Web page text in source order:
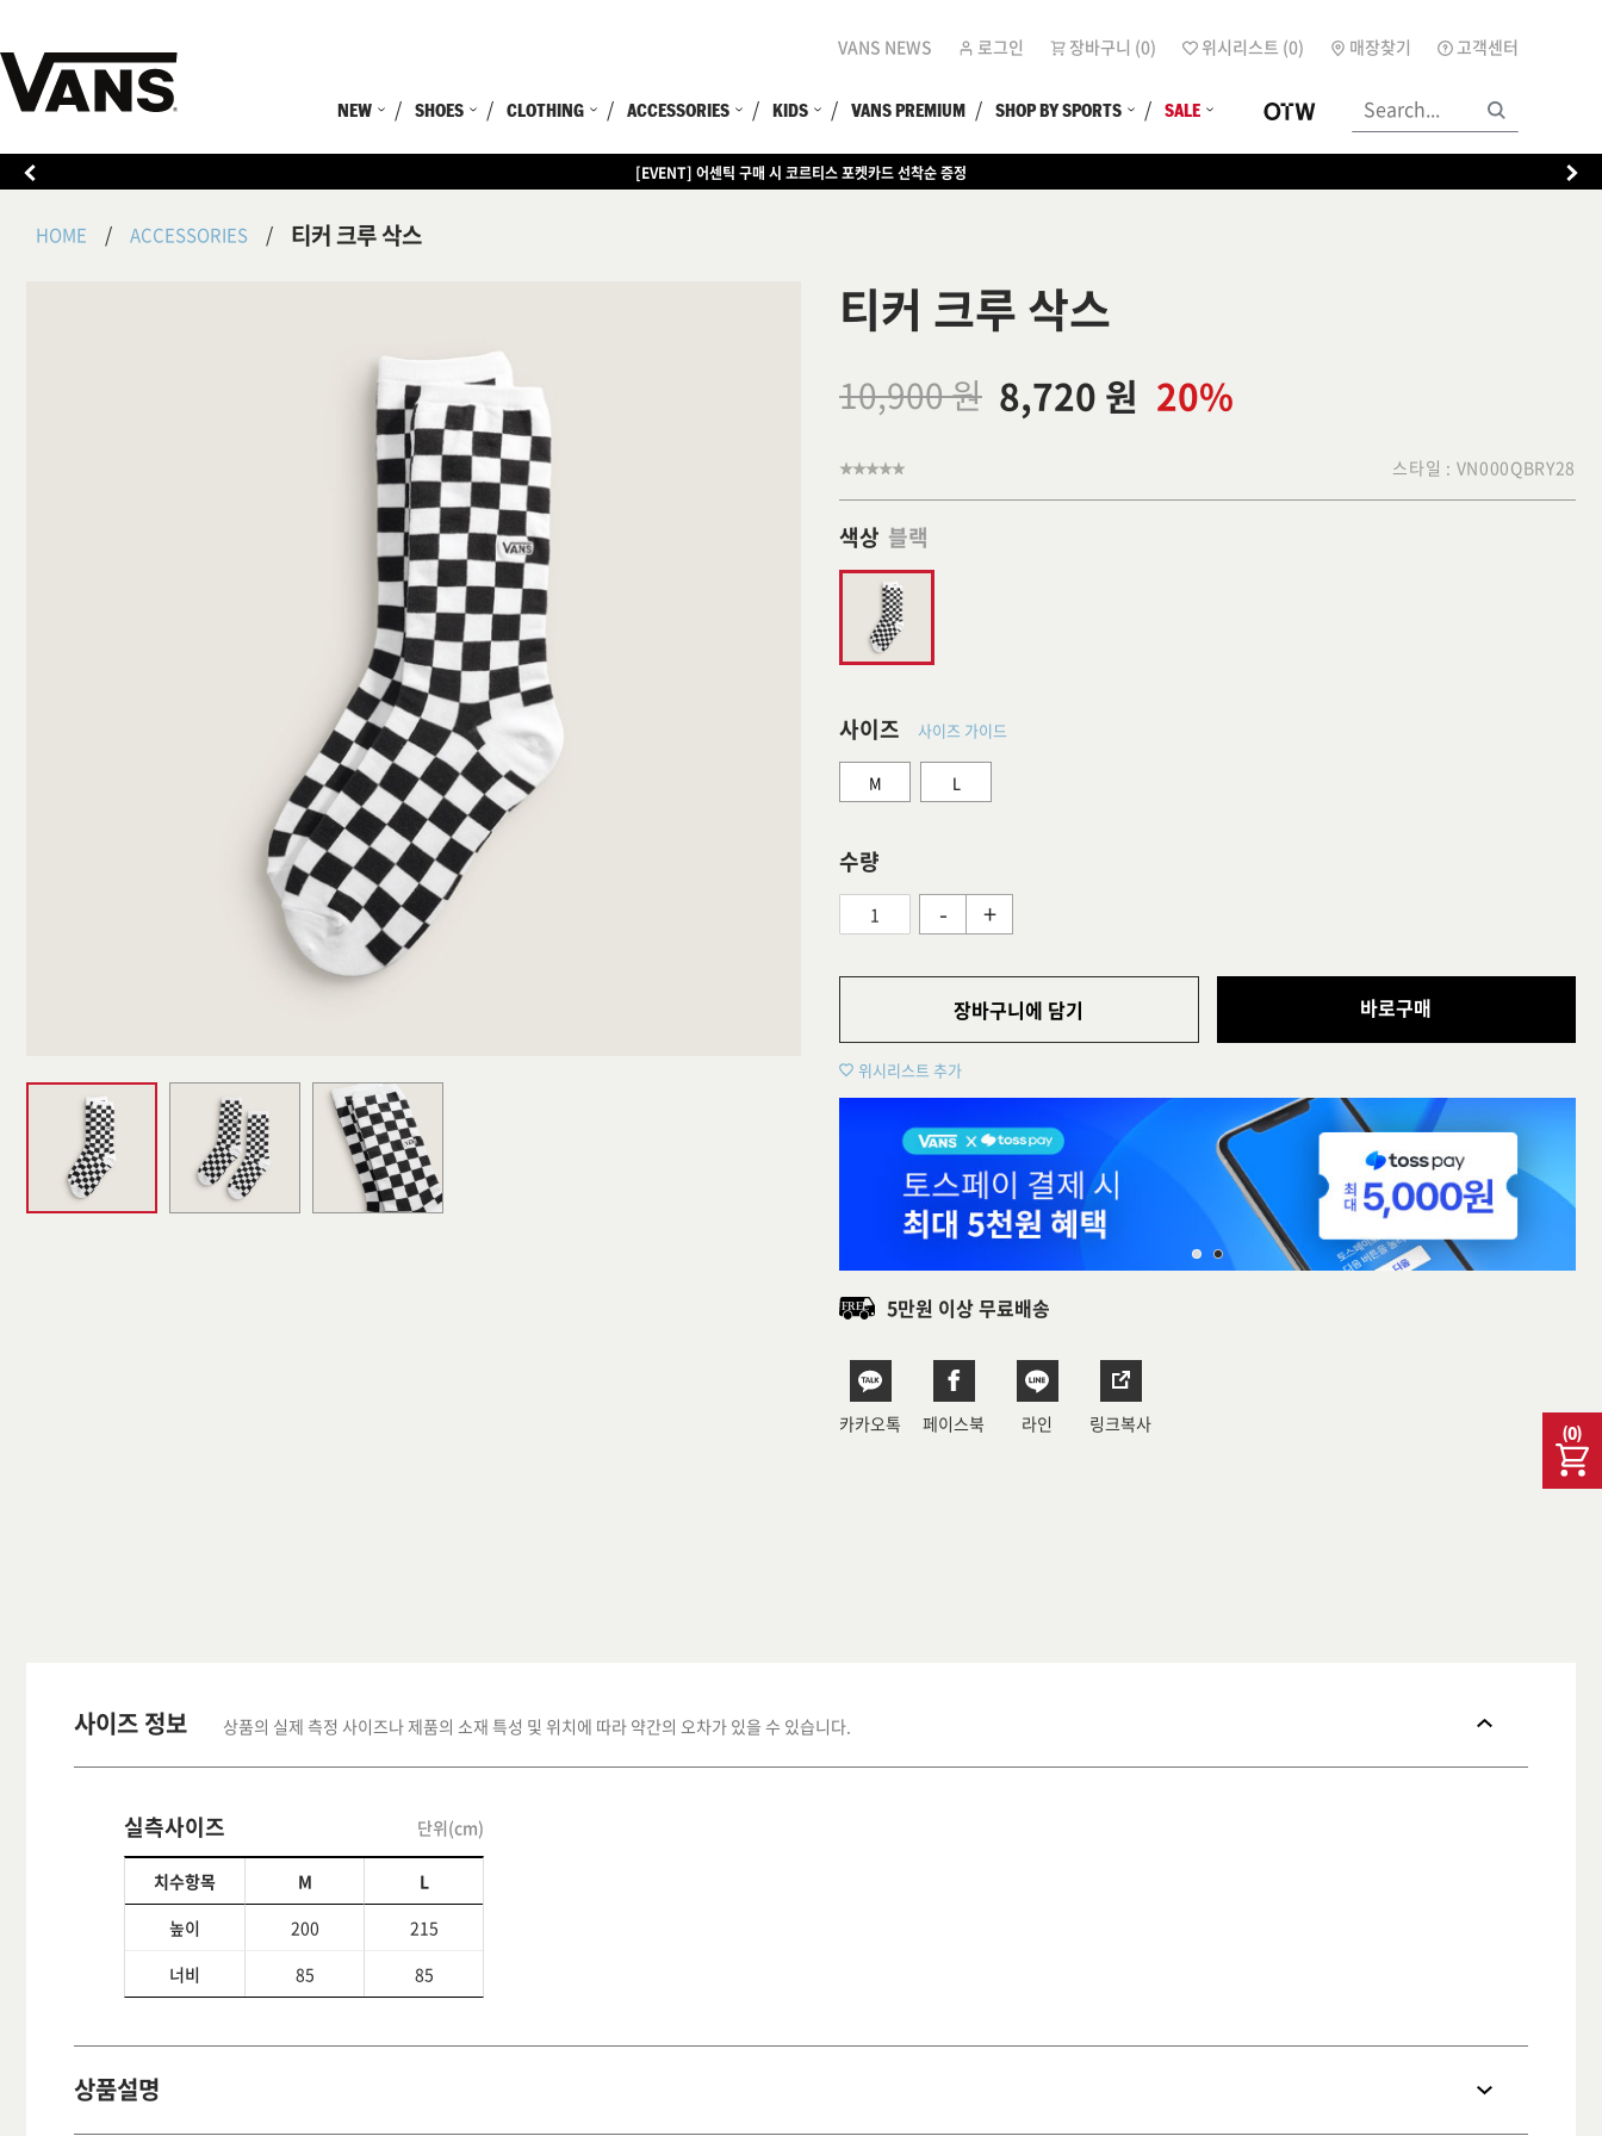
VANS NEWS 로그인 장바구니 (0) 위시리스트 (0) 매장찾기 고객센터
NEW SHOES CLOTHING ACCESSORIES KIDS VANS PREMIUM SHOP BY SPORTS SALE
(0)
[EVENT] 어센틱 구매 시 코르티스 포켓카드 선착순 증정
[EVENT] 15만원 이상 구매 시 쿨러백 증정
HOME ACCESSORIES 티커 크루 삭스
티커 크루 삭스
10,900 원 8,720 원 20%
스타일 : VN000QBRY28
색상 블랙
사이즈 사이즈 가이드
M L
수량
- +
장바구니에 담기 바로구매
위시리스트 추가
5만원 이상 무료배송
카카오톡 페이스북 라인 링크복사
사이즈 정보 상품의 실제 측정 사이즈나 제품의 소재 특성 및 위치에 따라 약간의 오차가 있을 수 있습니다.
실측사이즈 단위(cm)
치수항목 M
L
높이
200
215
너비
85 85
상품설명